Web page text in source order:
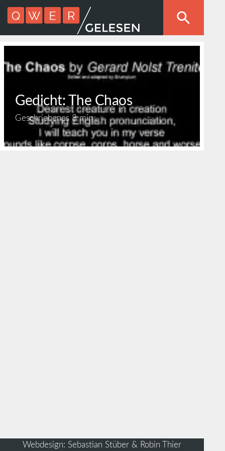
Gedicht: The Chaos
Geschriebenes 3 min
Webdesign: Sebastian Stüber & Robin Thier